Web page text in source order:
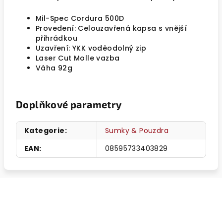
Mil-Spec Cordura 500D
Provedení: Celouzavřená kapsa s vnější
přihrádkou
Uzavření: YKK voděodolný zip
Laser Cut Molle vazba
Váha 92g
Doplňkové parametry
Kategorie:
Sumky & Pouzdra
EAN: 08595733403829